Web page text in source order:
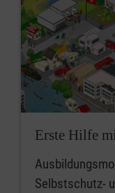
Erste Hilfe
Selbstschutz-